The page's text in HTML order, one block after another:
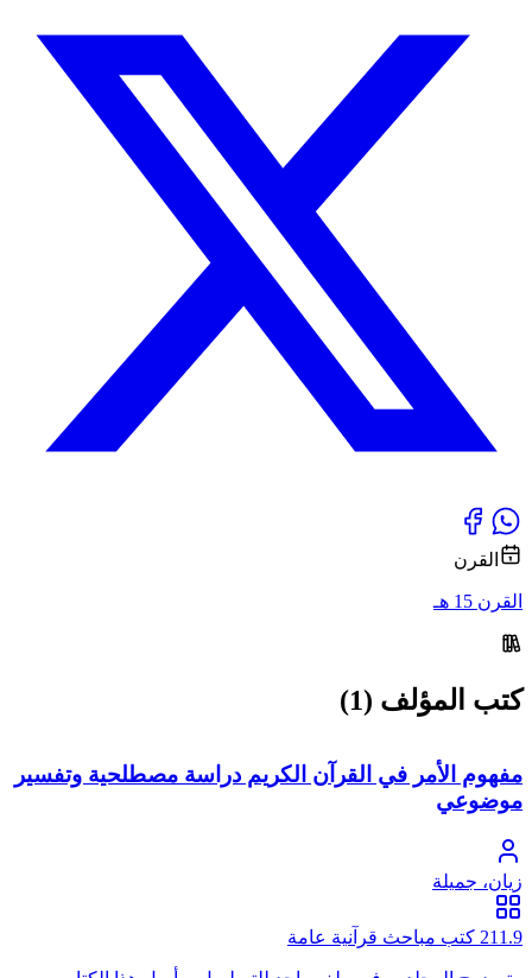
القرن
القرن 15 هـ
كتب المؤلف (1)
مفهوم الأمر في القرآن الكريم دراسة مصطلحية وتفسير
موضوعي
زيان، جميلة
211.9 كتب مباحث قرآنية عامة